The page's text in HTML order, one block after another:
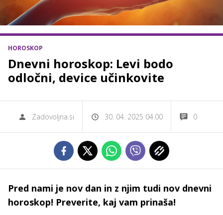
HOROSKOP
Dnevni horoskop: Levi bodo
odločni, device učinkovite
Zadovoljna.si 30. 04. 2025 04.00 0
Pred nami je nov dan in z njim tudi nov dnevni
horoskop! Preverite, kaj vam prinaša!